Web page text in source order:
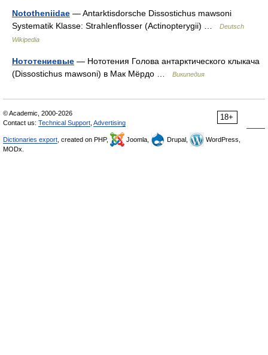
Nototheniidae — Antarktisdorsche Dissostichus mawsoni
Systematik Klasse: Strahlenflosser (Actinopterygii) …
Deutsch
Wikipedia
Нототениевые — Нототения Голова антарктического клыкача
(Dissostichus mawsoni) в Мак Мёрдо …
Википедия
18+
© Academic, 2000-2026
Contact us: Technical Support Advertising
Dictionaries export , created on PHP, Joomla, Drupal,
WordPress,
MODx.